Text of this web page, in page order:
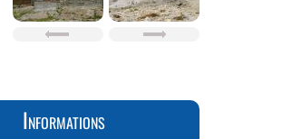
Informations